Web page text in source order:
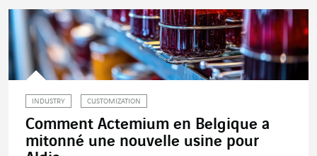
INDUSTRY CUSTOMIZATION
Comment Actemium en Belgique a
mitonné une nouvelle usine pour